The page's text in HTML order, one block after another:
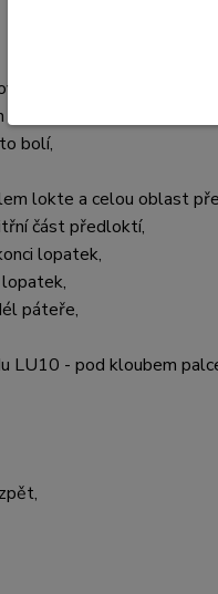
aparátu,
v oblasti plic ze předu i ze
bolí,
lokte a celou oblast
část předloktí,
lopatek,
páteře,
LU10 - pod kloubem